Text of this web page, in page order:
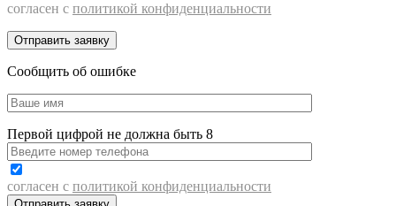
согласен с политикой конфиденциальности
Сообщить об ошибке
Первой цифрой не должна быть 8
согласен с политикой конфиденциальности